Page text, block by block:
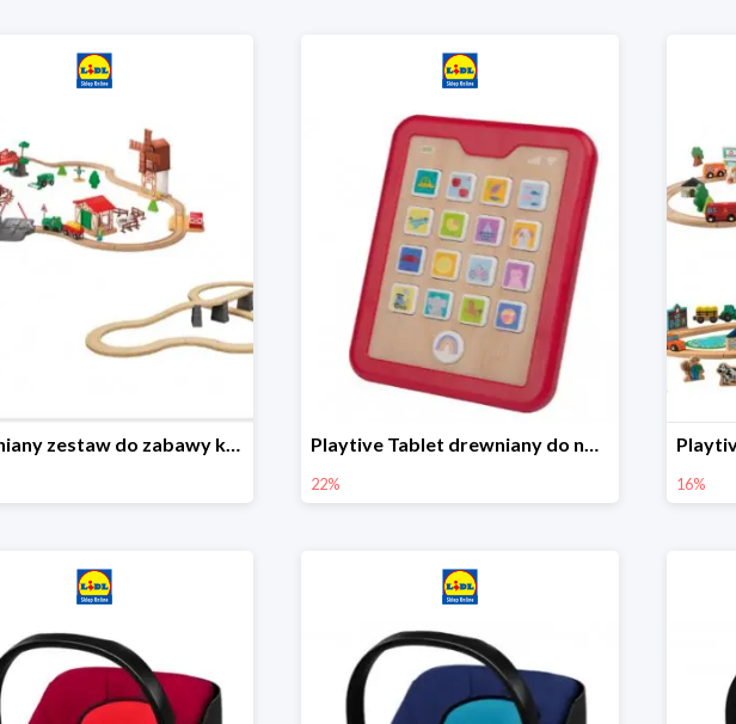
Drewniany zestaw do zabawy kolejką - farma i wiadukt Playtive Tablet drewniany do nauki, interaktywny
22% 16%